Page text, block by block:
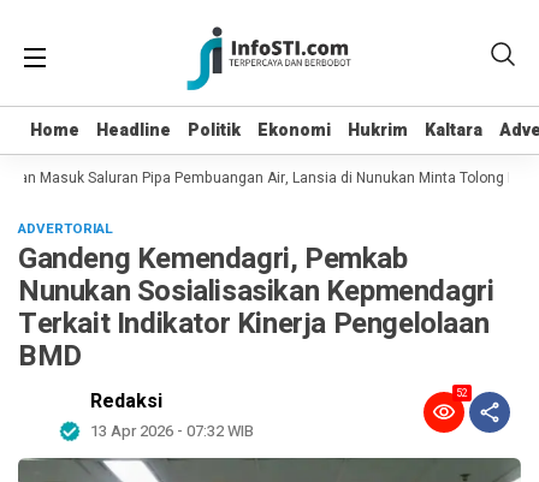
Home Headline Politik Ekonomi Hukrim Kaltara
Home Headline Politik Ekonomi Hukrim Kaltara
Masuk Saluran Pipa Pembuangan Air, Lansia di Nunukan Minta Tolong
ADVERTORIAL
Gandeng Kemendagri, Pemkab
Nunukan Sosialisasikan Kepmendagri
Terkait Indikator Kinerja Pengelolaan
BMD
Redaksi
13 Apr 2026 - 07:32 WIB
52